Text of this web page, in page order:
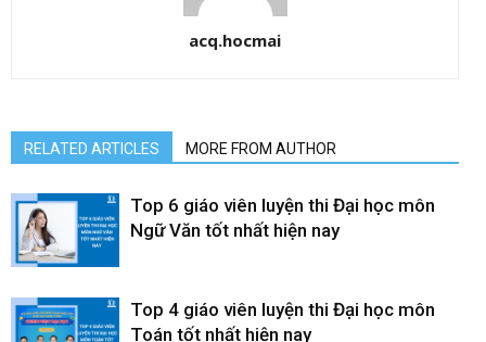
acq.hocmai
RELATED ARTICLES MORE FROM AUTHOR
Top 6 giáo viên luyện thi Đại học môn
Ngữ Văn tốt nhất hiện nay
Top 4 giáo viên luyện thi Đại học môn
Toán tốt nhất hiện nay